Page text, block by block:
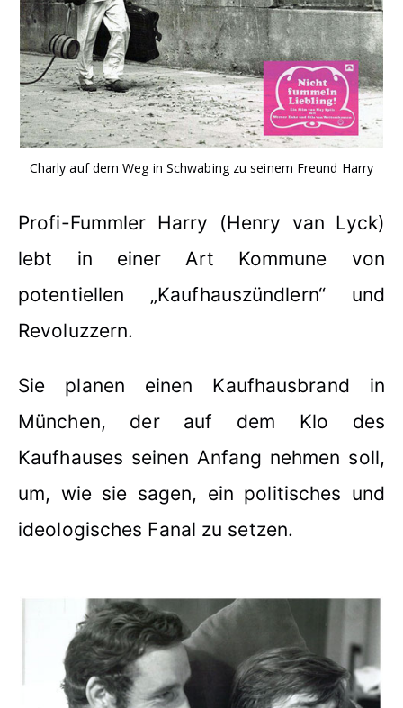
Charly auf dem Weg in Schwabing zu seinem Freund Harry
Profi-Fummler Harry (Henry van Lyck)
lebt in einer Art Kommune von
potentiellen „Kaufhauszündlern“ und
Revoluzzern.
Sie planen einen Kaufhausbrand in
München, der auf dem Klo des
Kaufhauses seinen Anfang nehmen soll,
um, wie sie sagen, ein politisches und
ideologisches Fanal zu setzen.